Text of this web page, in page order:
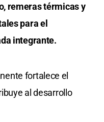
remeras térmicas y
para el
integrante.
fortalece el
al desarrollo